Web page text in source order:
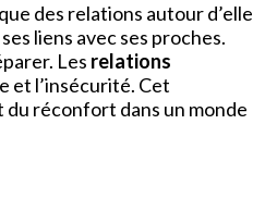
des relations autour d’elle
liens avec ses proches.
Les relations
et l’insécurité. Cet
réconfort dans un monde